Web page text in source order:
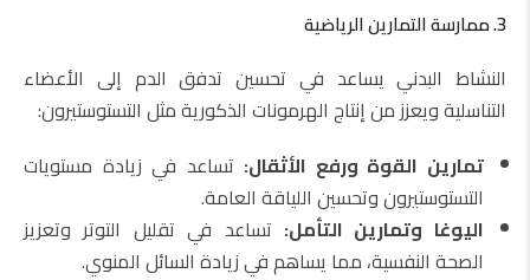
3. ممارسة التمارين الرياضية
النشاط البدني يساعد في تحسين تدفق الدم إلى الأعضاء
التناسلية ويعزز من إنتاج الهرمونات الذكورية مثل التستوستيرون:
تمارين القوة ورفع الأثقال: تساعد في زيادة مستويات
التستوستيرون وتحسين اللياقة العامة.
اليوغا وتمارين التأمل: تساعد في تقليل التوتر وتعزيز
الصحة النفسية، مما يساهم في زيادة السائل المنوي.